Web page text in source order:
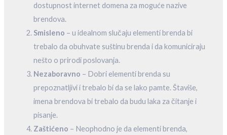
dostupnost internet domena za moguće nazive
brendova.
Smisleno – u idealnom slučaju elementi brenda bi
trebalo da obuhvate suštinu brenda i da komuniciraju
nešto o prirodi poslovanja.
Nezaboravno – Dobri elementi brenda su
prepoznatljivi i trebalo bi da se lako pamte. Štaviše,
imena brendova bi trebalo da budu laka za čitanje i
pisanje.
Zaštićeno – Neophodno je da elementi brenda,